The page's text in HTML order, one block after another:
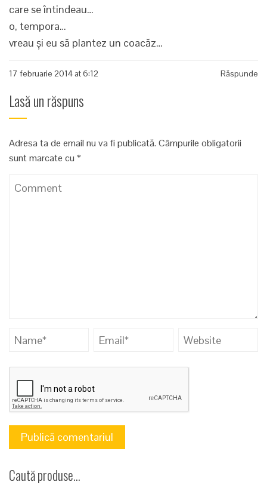
care se întindeau…
o, tempora…
vreau şi eu să plantez un coacăz…
17 februarie 2014 at 6:12 Răspunde
Lasă un răspuns
Adresa ta de email nu va fi publicată. Câmpurile obligatorii
sunt marcate cu *
Caută produse…